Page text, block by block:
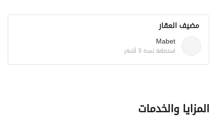
واثاث عصري . . وشاشة
سمارت4K واشتراك نت فليكس وشاهد
مجاني . . ونت مجاني مفتوح
استحمام مميزه
مضيف العقار
Mabet
استضافة لمدة 3 أشهر
المزايا والخدمات